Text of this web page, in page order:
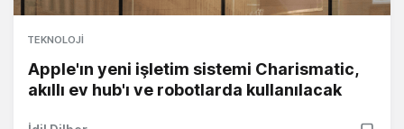
TEKNOLOJI
Apple'ın yeni işletim sistemi Charismatic,
akıllı ev hub'ı ve robotlarda kullanılacak